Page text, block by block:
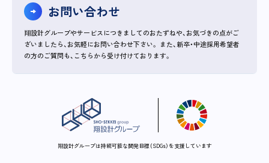
お問い合わせ
翔設計グループやサービスにつきましてのおたずねや、お気づきの点がご
ざいましたら、お気軽にお問い合わせ下さい。 また、新卒・中途採用希望者
の方のご質問も、こちらから受け付けております。
翔設計グループは持続可能な開発目標（SDGs）を支援しています